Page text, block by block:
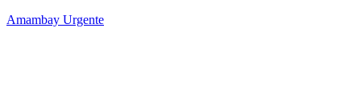
Amambay Urgente